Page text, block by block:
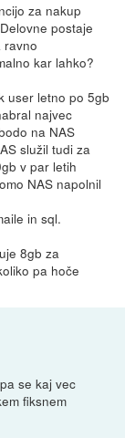
za nakup
postaje
ravno
kar lahko?
user letno po 5gb
najvec
na NAS
služil tudi za
v par letih
NAS napolnil
in sql.
8gb za
pa hoče
se kaj vec
fiksnem